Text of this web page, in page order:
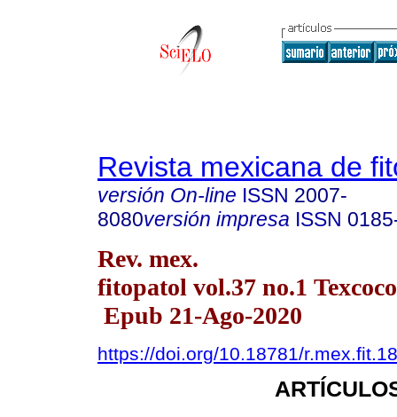
Revista mexicana de
versión On-line ISSN 2007-
8080versión impresa ISSN
Rev. mex.
fitopatol vol.37 no.1
Epub 21-Ago-2020
https://doi.org/10.18781/